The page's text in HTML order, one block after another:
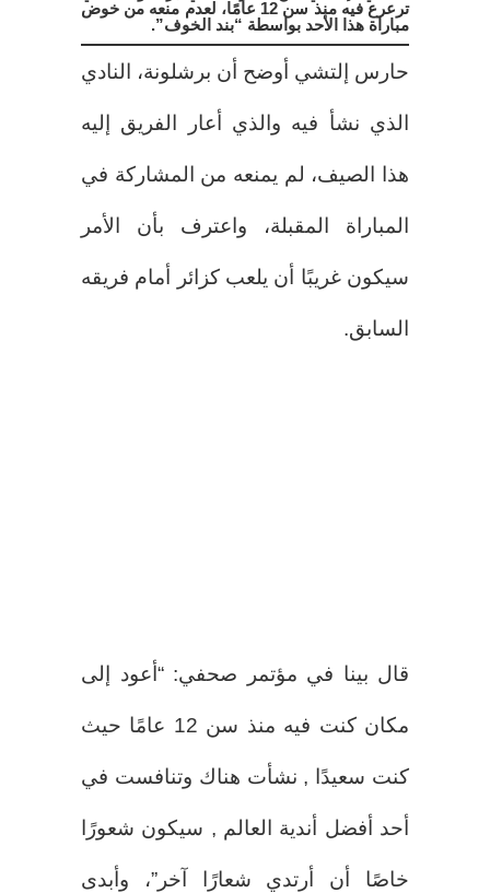
ترعرع فيه منذ سن 12 عامًا، لعدم منعه من خوض
مباراة هذا الأحد بواسطة “بند الخوف”.
حارس إلتشي أوضح أن برشلونة، النادي
الذي نشأ فيه والذي أعار الفريق إليه
هذا الصيف، لم يمنعه من المشاركة في
المباراة المقبلة، واعترف بأن الأمر
سيكون غريبًا أن يلعب كزائر أمام فريقه
السابق.
قال بينا في مؤتمر صحفي: “أعود إلى
مكان كنت فيه منذ سن 12 عامًا حيث
كنت سعيدًا , نشأت هناك وتنافست في
أحد أفضل أندية العالم , سيكون شعورًا
خاصًا أن أرتدي شعارًا آخر”، وأبدى